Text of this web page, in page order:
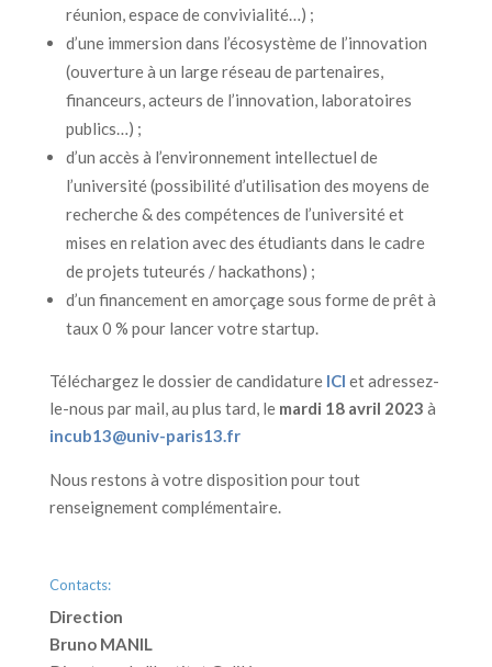
réunion, espace de convivialité…) ;
d’une immersion dans l’écosystème de l’innovation
(ouverture à un large réseau de partenaires,
financeurs, acteurs de l’innovation, laboratoires
publics…) ;
d’un accès à l’environnement intellectuel de
l’université (possibilité d’utilisation des moyens de
recherche & des compétences de l’université et
mises en relation avec des étudiants dans le cadre
de projets tuteurés / hackathons) ;
d’un financement en amorçage sous forme de prêt à
taux 0 % pour lancer votre startup.
Téléchargez le dossier de candidature ICI et adressez-
le-nous par mail, au plus tard, le mardi 18 avril 2023 à
incub13@univ-paris13.fr
Nous restons à votre disposition pour tout
renseignement complémentaire.
Contacts:
Direction
Bruno MANIL